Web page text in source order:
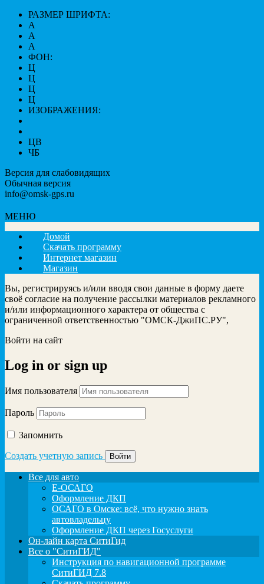
РАЗМЕР ШРИФТА:
A
A
A
ФОН:
Ц
Ц
Ц
Ц
ИЗОБРАЖЕНИЯ:
ЦВ
ЧБ
Версия для слабовидящих
Обычная версия
info@omsk-gps.ru
МЕНЮ
Домой
Скачать программу
Интернет магазин
Магазин
Вы, регистрируясь и/или вводя свои данные в форму даете
своё согласие на получение рассылки материалов рекламного
и/или информационного характера от общества с
ограниченной ответственностью "ОМСК-ДжиПС.РУ",
Войти на сайт
Log in or sign up
Имя пользователя
Пароль
Запомнить
Создать учетную запись
Все для авто
Е-ОСАГО
Оформление ДКП
ОСАГО в Омске: всё, что нужно знать
автовладельцу
Оформление ДКП через Госуслуги
Он-лайн карта СитиГид
Все о "СитиГИД"
Инструкция по навигационной программе
СитиГИД 7.8